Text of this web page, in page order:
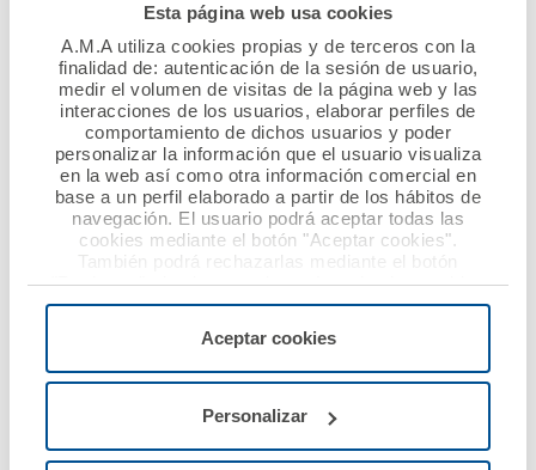
Esta página web usa cookies
A.M.A utiliza cookies propias y de terceros con la
finalidad de: autenticación de la sesión de usuario,
medir el volumen de visitas de la página web y las
interacciones de los usuarios, elaborar perfiles de
comportamiento de dichos usuarios y poder
personalizar la información que el usuario visualiza
en la web así como otra información comercial en
base a un perfil elaborado a partir de los hábitos de
navegación. El usuario podrá aceptar todas las
cookies mediante el botón "Aceptar cookies".
También podrá rechazarlas mediante el botón
"Rechazar", donde se rechazarán todas las cookies
menos las necesarias para permitir el acceso a los
configurarlas usando el botón “Personalizar".
Aceptar cookies
Personalizar
de Andalucía
Ver noticia
Los médicos sorianos
renuevan su convenio
A.M.A.
24 enero 2022
A.M.A. amplía las
App con el servicio de
autocita para la